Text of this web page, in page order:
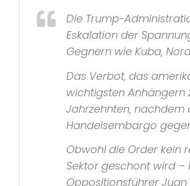
Die Trump-
Eskalation der
Gegnern wie Kuba,
Das Verbot, das
wichtigsten Anhängern
Jahrzehnten, nachdem
Handelsembargo
Obwohl die Order kein
Sektor geschont wird –
Oppositionsführer